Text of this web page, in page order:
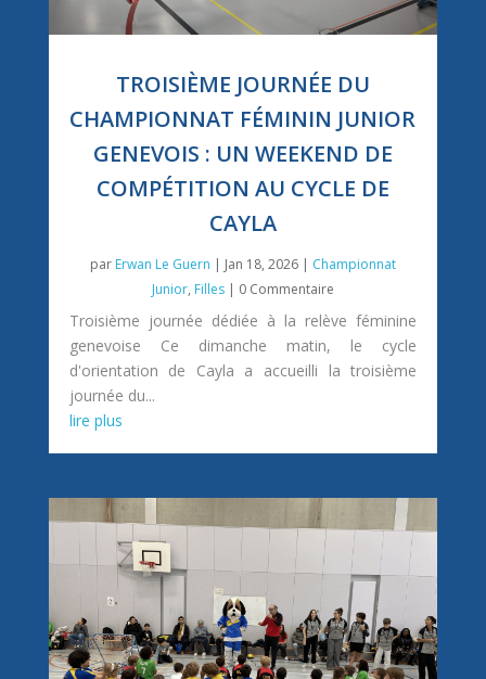
TROISIÈME JOURNÉE DU
CHAMPIONNAT FÉMININ JUNIOR
GENEVOIS : UN WEEKEND DE
COMPÉTITION AU CYCLE DE
CAYLA
par Erwan Le Guern | Jan 18, 2026| Championnat
Junior, Filles| 0 Commentaire
Troisième journée dédiée à la relève féminine
genevoise Ce dimanche matin, le cycle
d'orientation de Cayla a accueilli la troisième
journée du...
lire plus